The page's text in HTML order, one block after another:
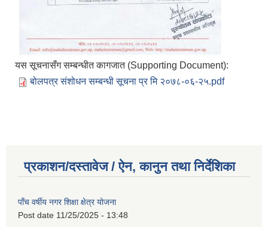
यस सूचनासँग सम्बन्धीत कागजात (Supporting Document):
बोलपत्र संशोधन सम्बन्धी सूचना प्र मि २०७८-०६-२५.pdf
प्रकाशन/दस्तावेज / ऐन, कानुन तथा निर्देशिका
पाँच वर्षीय नगर शिक्षा क्षेत्र योजना
Post date 11/25/2025 - 13:48